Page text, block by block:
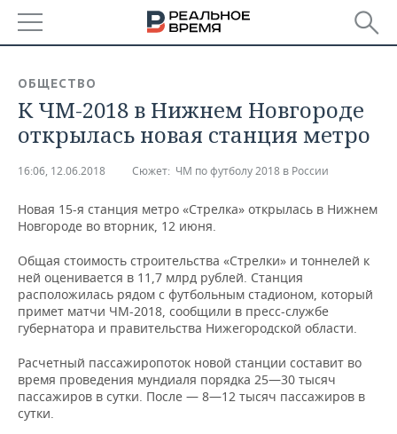
БАШКОРТОСТАН
ТАТАРСТАН
НОВОСТИ
АНАЛИТИКА
ДЕКЛАРАЦИИ О ДОХОДАХ
КОРОЛИ ГОСЗАКАЗА ПФО
ВУЗЫ ТАТАРСТАНА
ТОРГОВЫЕ ЦЕНТРЫ
ТАТАРСТАНА
НОВОСТИ ЭКОНОМИКИ
ФИНАНСЫ
БАНКИ
ИНВЕСТИЦИИ
ПРОМЫШЛЕННОСТЬ
НОВОСТИ
ПРОМЫШЛЕННОСТИ
АГРОПРОМ
МАШИНОСТРОЕНИЕ
НЕФТЕХИМИЯ
НЕДВИЖИМОСТЬ
НОВОСТИ НЕДВИЖИМОСТИ
АВТО
НОВОСТИ БИЗНЕСА
ТЕХНОЛОГИИ
ОБЩЕСТВО
К ЧМ-2018 в Нижнем Новгороде
открылась новая станция метро
16:06, 12.06.2018 Сюжет: ЧМ по футболу 2018 в России
Новая 15-я станция метро «Стрелка» открылась в Нижнем
Новгороде во вторник, 12 июня.
Общая стоимость строительства «Стрелки» и тоннелей к
ней оценивается в 11,7 млрд рублей. Станция
расположилась рядом с футбольным стадионом, который
примет матчи ЧМ-2018, сообщили в пресс-службе
губернатора и правительства Нижегородской области.
Расчетный пассажиропоток новой станции составит во
время проведения мундиаля порядка 25—30 тысяч
пассажиров в сутки. После — 8—12 тысяч пассажиров в
сутки.